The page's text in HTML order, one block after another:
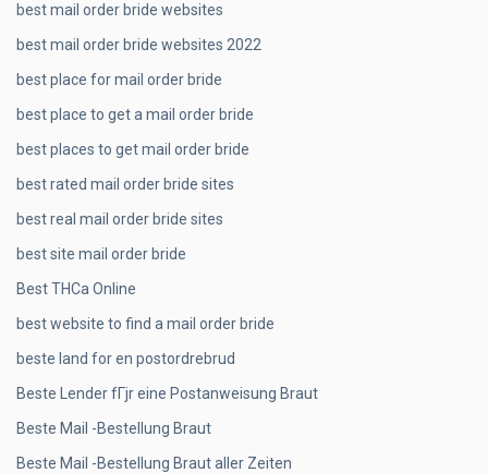
best mail order bride websites
best mail order bride websites 2022
best place for mail order bride
best place to get a mail order bride
best places to get mail order bride
best rated mail order bride sites
best real mail order bride sites
best site mail order bride
Best THCa Online
best website to find a mail order bride
beste land for en postordrebrud
Beste Lender fГјr eine Postanweisung Braut
Beste Mail -Bestellung Braut
Beste Mail -Bestellung Braut aller Zeiten